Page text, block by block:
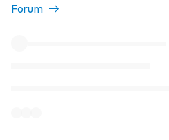
Forum